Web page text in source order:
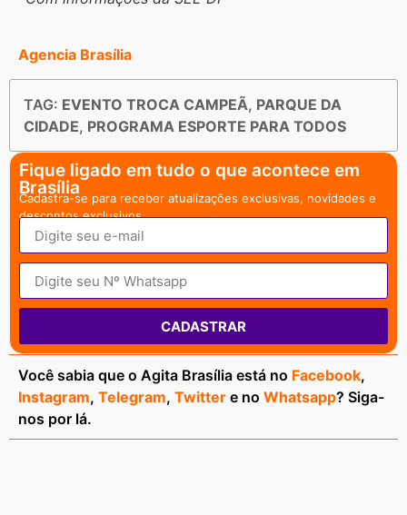
Agencia Brasília
TAG: EVENTO TROCA CAMPEÃ, PARQUE DA
CIDADE, PROGRAMA ESPORTE PARA TODOS
Fique ligado em tudo o que acontece em
Brasília
Cadastra-se para receber atualizações exclusivas, novidades e
descontos exclusivos.
CADASTRAR
Você sabia que o Agita Brasília está no Facebook,
Instagram, Telegram, Twitter e no Whatsapp? Siga-
nos por lá.